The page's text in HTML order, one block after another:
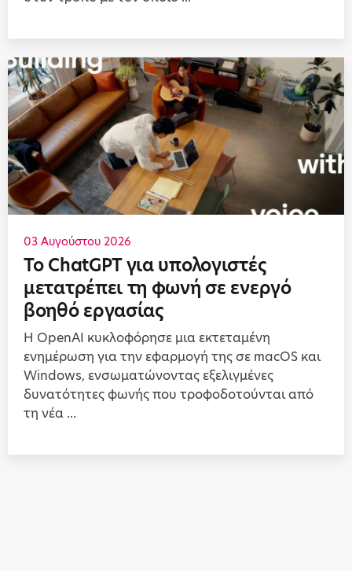
03 Αυγούστου 2026
Το ChatGPT για υπολογιστές
μετατρέπει τη φωνή σε ενεργό
βοηθό εργασίας
Η OpenAI κυκλοφόρησε μια εκτεταμένη
ενημέρωση για την εφαρμογή της σε macOS και
Windows, ενσωματώνοντας εξελιγμένες
δυνατότητες φωνής που τροφοδοτούνται από
τη νέα ...